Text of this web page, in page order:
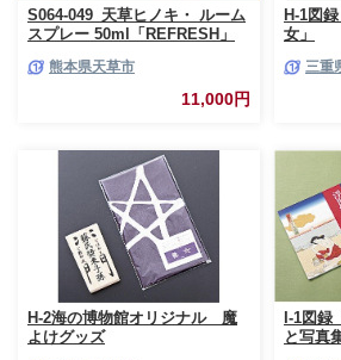
S064-049_天草ヒノキ・ ルーム
スプレー 50ml「REFRESH」
熊本県天草市
11,000円
H-1図
女」
三重
H-2海の博物館オリジナル 魔
よけグッズ
I-1図録
と写真